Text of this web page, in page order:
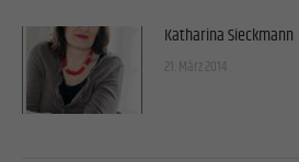
Katharina Sieckmann
21. März 2014